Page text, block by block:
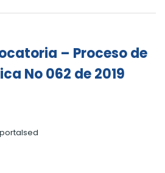
– Proceso de
No 062 de 2019